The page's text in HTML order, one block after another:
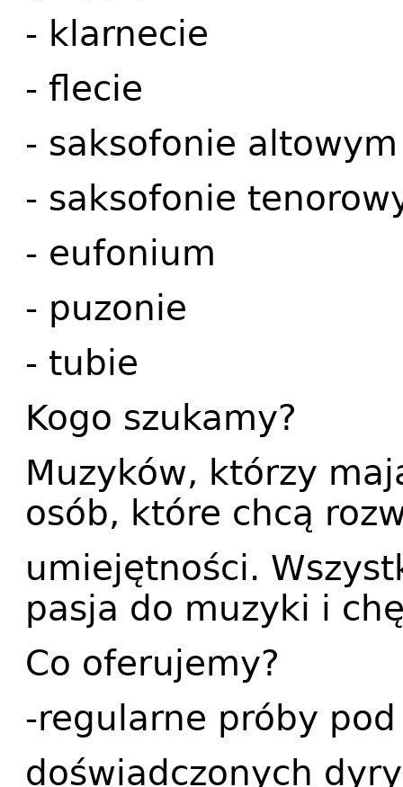
- klarnecie
- flecie
- saksofonie altowym
- saksofonie
- eufonium
- puzonie
- tubie
Kogo szukamy?
Muzyków, którzy
osób, które chcą
umiejętności.
pasja do muzyki i
Co oferujemy?
-regularne próby
doświadczonych